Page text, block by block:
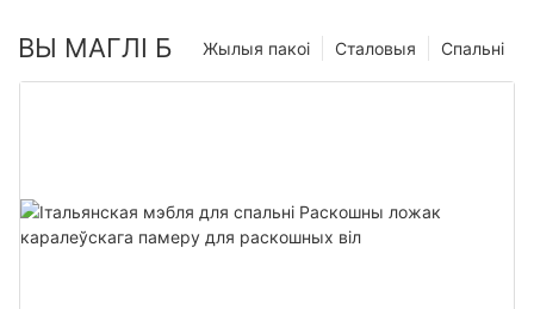
ВЫ МАГЛІ Б Спальні
Сталовыя
Жылыя пакоі